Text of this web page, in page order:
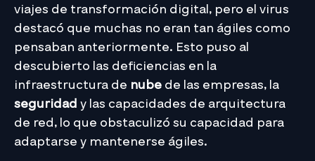
viajes de transformación digital, pero el virus
destacó que muchas no eran tan ágiles como
pensaban anteriormente. Esto puso al
descubierto las deficiencias en la
infraestructura de nube de las empresas, la
seguridad y las capacidades de arquitectura
de red, lo que obstaculizó su capacidad para
adaptarse y mantenerse ágiles.